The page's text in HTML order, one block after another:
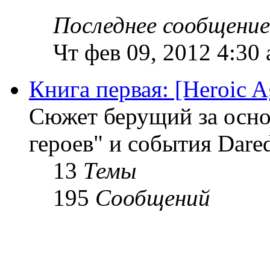
Последнее сообщение
Чт фев 09, 2012 4:30
Книга первая: [Heroic
Сюжет берущий за
героев" и события
13 Темы
195 Сообщений